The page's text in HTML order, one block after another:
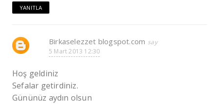
YANITLA
Birkaselezzet blogspot.com
5 Mart 2013 12:30
Hoş geldiniz
Sefalar getirdiniz.
Gününüz aydın olsun